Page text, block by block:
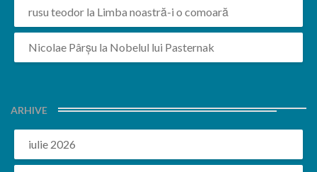
rusu teodor la Limba noastră-i o comoară
Nicolae Pârșu la Nobelul lui Pasternak
ARHIVE
iulie 2026